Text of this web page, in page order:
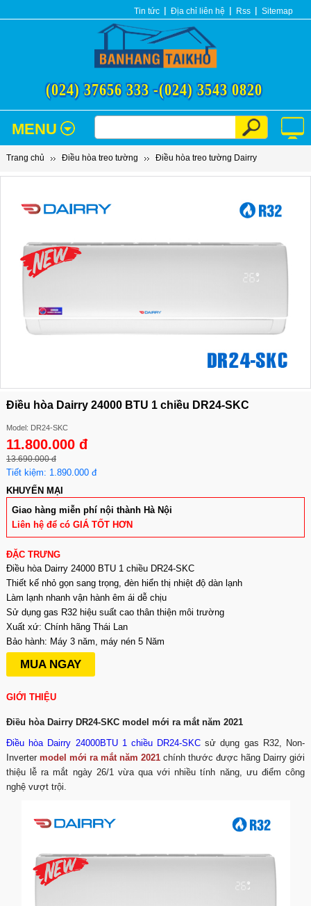
Tin tức Địa chỉ liên hệ Rss Sitemap
(024) 37656 333 -(024) 3543 0820
MENU
Trang chủ Điều hòa treo tường Điều hòa treo tường Dairry
Điều hòa Dairry 24000 BTU 1 chiều DR24-SKC
Model: DR24-SKC
11.800.000 đ
13.690.000 đ
Tiết kiệm: 1.890.000 đ
KHUYẾN MẠI
Giao hàng miễn phí nội thành Hà Nội
Liên hệ để có GIÁ TỐT HƠN
ĐẶC TRƯNG
Điều hòa Dairry 24000 BTU 1 chiều DR24-SKC
Thiết kế nhỏ gọn sang trọng, đèn hiển thị nhiệt độ dàn lạnh
Làm lạnh nhanh vận hành êm ái dễ chịu
Sử dụng gas R32 hiệu suất cao thân thiện môi trường
Xuất xứ: Chính hãng Thái Lan
Bảo hành: Máy 3 năm, máy nén 5 Năm
MUA NGAY
GIỚI THIỆU
Điều hòa Dairry DR24-SKC model mới ra mắt năm 2021
Điều hòa Dairry 24000BTU 1 chiều DR24-SKC sử dụng gas R32, Non-
Inverter model mới ra mắt năm 2021 chính thước được hãng Dairry giới
thiệu lễ ra mắt ngày 26/1 vừa qua với nhiều tính năng, ưu điểm công
nghệ vượt trội.